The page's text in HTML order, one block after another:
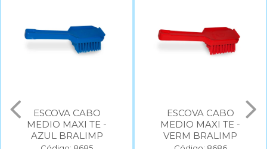
ESCOVA CABO
MEDIO MAXI TE -
AZUL BRALIMP
ESCOVA CABO
MEDIO MAXI TE -
VERM BRALIMP